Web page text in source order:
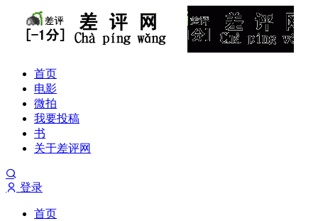
首页
电影
微拍
我要投稿
书
关于差评网
登录
首页